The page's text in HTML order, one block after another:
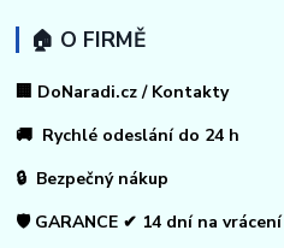
🏠 O FIRMĚ
🏢 DoNaradi.cz / Kontakty
🚚 Rychlé odeslání do 24 h
🔒 Bezpečný nákup
🛡️ GARANCE ✔ 14 dní na vrácení